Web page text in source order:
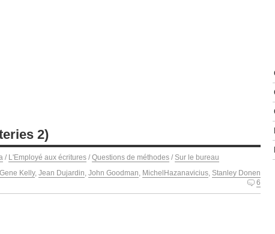
2)
/ L'Employé aux écritures / Questions de méthodes / Sur le bureau
Gene Kelly, Jean Dujardin John Goodman MichelHazanavicius Stanley Donen
6